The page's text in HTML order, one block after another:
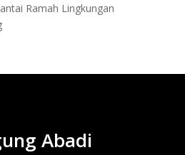
Ramah Lingkungan
Abadi